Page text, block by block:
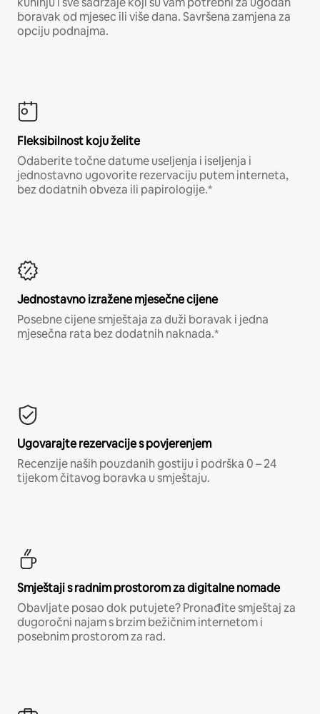
boravak od mjesec ili više dana. Savršena zamjena za
opciju podnajma.
Fleksibilnost koju želite
Odaberite točne datume useljenja i iseljenja i
jednostavno ugovorite rezervaciju putem interneta,
bez dodatnih obveza ili papirologije.*
Jednostavno izražene mjesečne cijene
Posebne cijene smještaja za duži boravak i jedna
mjesečna rata bez dodatnih naknada.*
Ugovarajte rezervacije s povjerenjem
Recenzije naših pouzdanih gostiju i podrška 0 – 24
tijekom čitavog boravka u smještaju.
Smještaji s radnim prostorom za digitalne nomade
Obavljate posao dok putujete? Pronađite smještaj za
dugoročni najam s brzim bežičnim internetom i
posebnim prostorom za rad.